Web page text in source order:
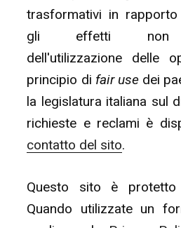
trasformativi in
gli effetti non
dell'utilizzazione delle
principio di fair usedei
la legislatura italiana sul
richieste e reclami è
contatto del sito.
Questo sito è protetto
Quando utilizzate un